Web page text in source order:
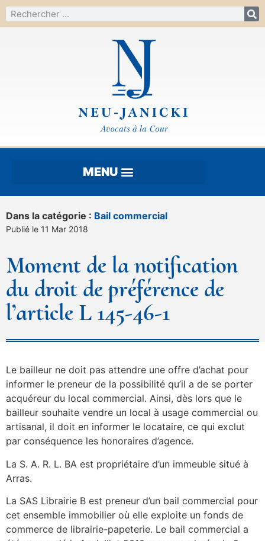
Dans la catégorie : Bail commercial
Publié le 11 Mar 2018
Moment de la notification
du droit de préférence de
l’article L 145-46-1
Le bailleur ne doit pas attendre une offre d’achat pour
informer le preneur de la possibilité qu’il a de se porter
acquéreur du local commercial. Ainsi, dès lors que le
bailleur souhaite vendre un local à usage commercial ou
artisanal, il doit en informer le locataire, ce qui exclut
par conséquence les honoraires d’agence.
La S. A. R. L. BA est propriétaire d’un immeuble situé à
Arras.
La SAS Librairie B est preneur d’un bail commercial pour
cet ensemble immobilier où elle exploite un fonds de
commerce de librairie-papeterie. Le bail commercial a